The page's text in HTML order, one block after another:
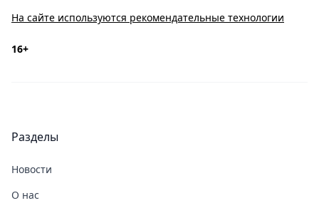
На сайте используются рекомендательные технологии
16+
Разделы
Новости
О нас